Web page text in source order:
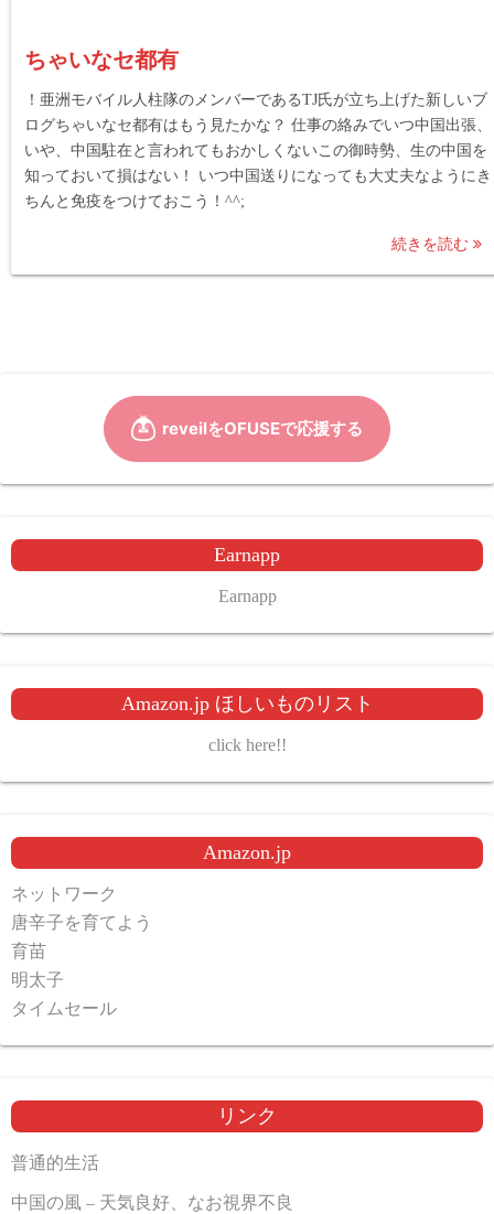
ちゃいなセ都有
！亜洲モバイル人柱隊のメンバーであるTJ氏が立ち上げた新しいブ
ログちゃいなセ都有はもう見たかな？ 仕事の絡みでいつ中国出張、
いや、中国駐在と言われてもおかしくないこの御時勢、生の中国を
知っておいて損はない！ いつ中国送りになっても大丈夫なようにき
ちんと免疫をつけておこう！^^;
続きを読む
Earnapp
Earnapp
Amazon.jp ほしいものリスト
click here!!
Amazon.jp
ネットワーク
唐辛子を育てよう
育苗
明太子
タイムセール
リンク
普通的生活
中国の風 – 天気良好、なお視界不良